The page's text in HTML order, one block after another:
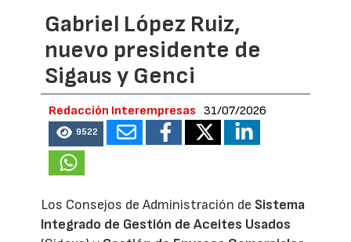
Gabriel López Ruiz,
nuevo presidente de
Sigaus y Genci
Redacción Interempresas 31/07/2026
9522
Los Consejos de Administración de Sistema
Integrado de Gestión de Aceites Usados